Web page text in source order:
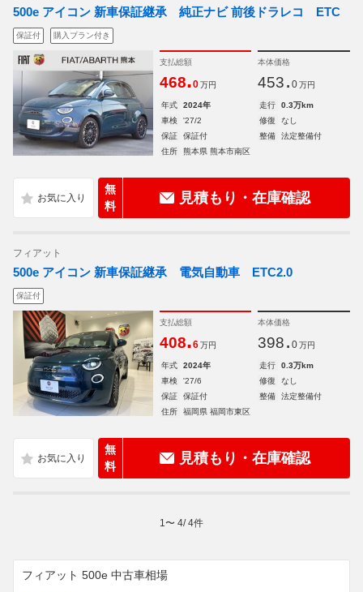
500e アイコン 新車保証継承 純正ナビ 前後ドラレコ ETC
保証付 購入プラン付き
支払総額
468.0 万円
本体価格
453. 0 万円
年式 2024年 走行
0.3万km
車検
'27/2 修復
なし
保証
保証付 整備
法定整備付
住所
熊本県 熊本市南区
無
料
見積もり・在庫確認
フィアット
500e アイコン 新車保証継承 電気自動車 ETC2.0
保証付
支払総額
408.6 万円
本体価格
398. 0 万円
年式 2024年 走行
0.3万km
車検
'27/6 修復
なし
保証
保証付 整備
法定整備付
住所
福岡県 福岡市東区
無
料
見積もり・在庫確認
1 〜 4/4件
フィアット 500e 中古車相場